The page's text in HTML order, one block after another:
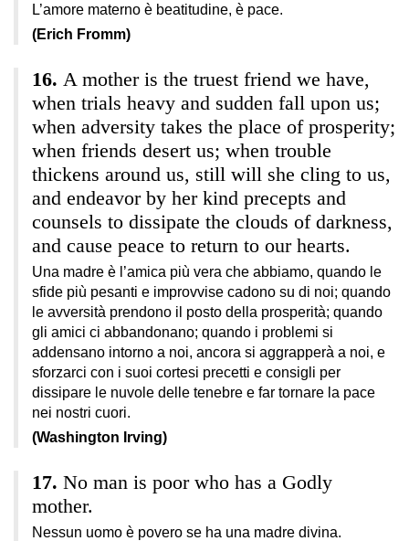
L’amore materno è beatitudine, è pace.
(Erich Fromm)
A mother is the truest friend we have,
when trials heavy and sudden fall upon us;
when adversity takes the place of prosperity;
when friends desert us; when trouble
thickens around us, still will she cling to us,
and endeavor by her kind precepts and
counsels to dissipate the clouds of darkness,
and cause peace to return to our hearts.
Una madre è l’amica più vera che abbiamo, quando le
sfide più pesanti e improvvise cadono su di noi; quando
le avversità prendono il posto della prosperità; quando
gli amici ci abbandonano; quando i problemi si
addensano intorno a noi, ancora si aggrapperà a noi, e
sforzarci con i suoi cortesi precetti e consigli per
dissipare le nuvole delle tenebre e far tornare la pace
nei nostri cuori.
(Washington Irving)
No man is poor who has a Godly
mother.
Nessun uomo è povero se ha una madre divina.